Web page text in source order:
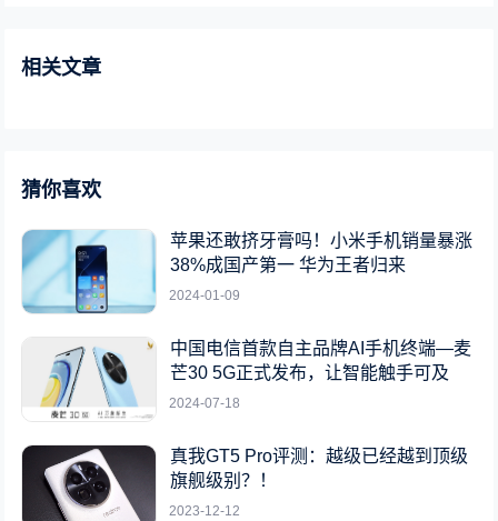
相关文章
猜你喜欢
苹果还敢挤牙膏吗！小米手机销量暴涨
38%成国产第一 华为王者归来
2024-01-09
中国电信首款自主品牌AI手机终端—麦
芒30 5G正式发布，让智能触手可及
2024-07-18
真我GT5 Pro评测：越级已经越到顶级
旗舰级别？！
2023-12-12